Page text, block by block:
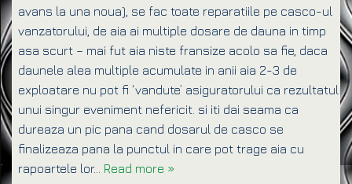
avans la una noua), se fac toate reparatiile pe casco-ul
vanzatorului, de aia ai multiple dosare de dauna in timp
asa scurt – mai fut aia niste fransize acolo sa fie, daca
daunele alea multiple acumulate in anii aia 2-3 de
exploatare nu pot fi ‘vandute’ asiguratorului ca rezultatul
unui singur eveniment nefericit. si iti dai seama ca
dureaza un pic pana cand dosarul de casco se
finalizeaza pana la punctul in care pot trage aia cu
rapoartele lor… Read more »